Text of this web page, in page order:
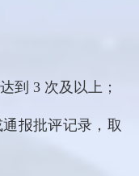
到 3 次及以上；
报批评记录，取